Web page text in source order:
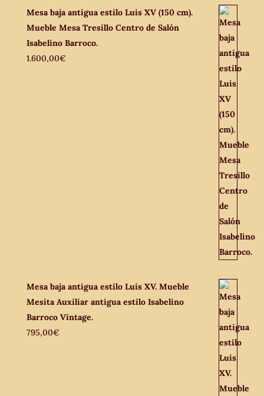
Mesa baja antigua estilo Luis XV (150 cm).
Mueble Mesa Tresillo Centro de Salón
Isabelino Barroco.
1.600,00€
Mesa baja antigua estilo Luis XV. Mueble
Mesita Auxiliar antigua estilo Isabelino
Barroco Vintage.
795,00€